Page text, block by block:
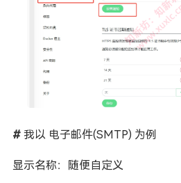
#我以 电子邮件(SMTP) 为例
显示名称：随便自定义